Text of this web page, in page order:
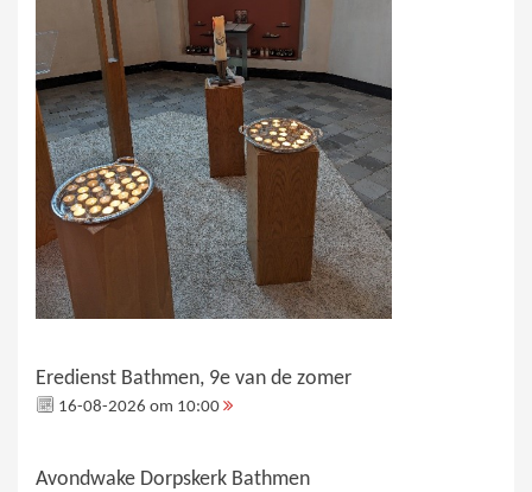
Eredienst Bathmen, 9e van de zomer
16-08-2026 om 10:00
Avondwake Dorpskerk Bathmen